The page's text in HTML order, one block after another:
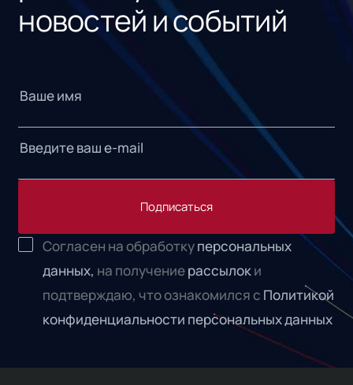
новостей и событий
Подписаться
Согласен на обработкуперсональных
данных, на получениерассылоки
подтверждаю, что ознакомился с Политикой
конфиденциальности персональных данных